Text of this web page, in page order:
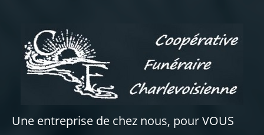
Une entreprise de chez nous, pour VOUS